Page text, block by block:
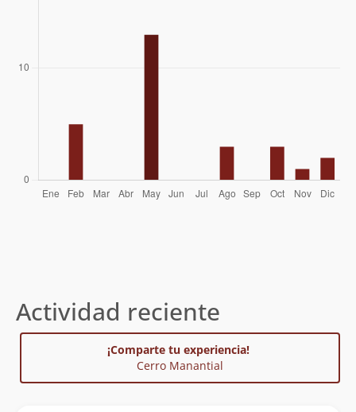
Actividad reciente
¡Comparte tu experiencia!
Cerro Manantial